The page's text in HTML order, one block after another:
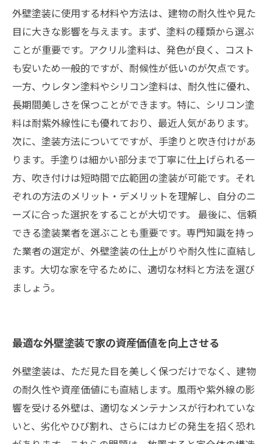
外壁塗装に使用する材料や方法は、建物の耐久性や見た
目に大きな影響を与えます。まず、塗料の種類から選ぶ
ことが重要です。アクリル塗料は、発色が良く、コスト
も安いため一般的ですが、耐候性が低いのが欠点です。
一方、ウレタン塗料やシリコン塗料は、耐久性に優れ、
長期間美しさを保つことができます。特に、シリコン塗
料は耐紫外線性にも優れており、最近人気があります。
次に、塗装方法についてですが、手塗りと吹き付けがあ
ります。手塗りは細かい部分まで丁寧に仕上げられる一
方、吹き付けは短時間で広範囲の塗装が可能です。それ
ぞれの方法のメリット・デメリットを理解し、自分のニ
ーズに合った選択をすることが大切です。 最後に、信頼
できる塗装業者を選ぶことも重要です。専門知識を持っ
た業者の選定が、外壁塗装の仕上がりや耐久性に直結し
ます。大切な家を守るために、適切な材料と方法を選び
ましょう。
最適な外壁塗装で家の資産価値を向上させる
外壁塗装は、ただ見た目を美しく保つだけでなく、建物
の耐久性や資産価値にも直結します。風雨や紫外線の影
響を受ける外壁は、適切なメンテナンスが行われていな
いと、劣化やひび割れ、さらにはカビの発生を招く恐れ